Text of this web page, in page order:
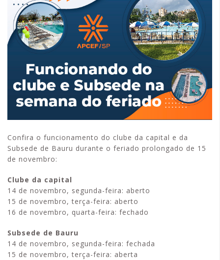
Confira o funcionamento do clube da capital e da
Subsede de Bauru durante o feriado prolongado de 15
de novembro:
Clube da capital
14 de novembro, segunda-feira: aberto
15 de novembro, terça-feira: aberto
16 de novembro, quarta-feira: fechado
Subsede de Bauru
14 de novembro, segunda-feira: fechada
15 de novembro, terça-feira: aberta